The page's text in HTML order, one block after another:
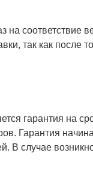
соответствие
так как после
гарантия на
Гарантия
В случае